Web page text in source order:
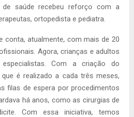
de saúde recebeu reforço com a
ortopedista e pediatra.
conta, atualmente, com mais de 20
Agora, crianças e adultos
Com a criação do
é realizado a cada três meses,
filas de espera por procedimentos
há anos, como as cirurgias de
Com essa iniciativa, temos